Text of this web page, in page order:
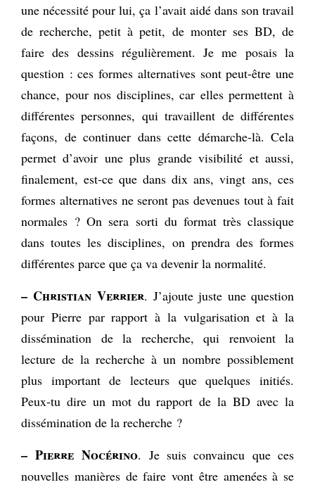
une nécessité pour lui, ça l’avait aidé dans son travail
de recherche, petit à petit, de monter ses BD, de
faire des dessins régulièrement. Je me posais la
question : ces formes alternatives sont peut-être une
chance, pour nos disciplines, car elles permettent à
différentes personnes, qui travaillent de différentes
façons, de continuer dans cette démarche-là. Cela
permet d’avoir une plus grande visibilité et aussi,
finalement, est-ce que dans dix ans, vingt ans, ces
formes alternatives ne seront pas devenues tout à fait
normales ? On sera sorti du format très classique
dans toutes les disciplines, on prendra des formes
différentes parce que ça va devenir la normalité.
– Christian Verrier. J’ajoute juste une question
pour Pierre par rapport à la vulgarisation et à la
dissémination de la recherche, qui renvoient la
lecture de la recherche à un nombre possiblement
plus important de lecteurs que quelques initiés.
Peux-tu dire un mot du rapport de la BD avec la
dissémination de la recherche ?
– Pierre Nocérino. Je suis convaincu que ces
nouvelles manières de faire vont être amenées à se